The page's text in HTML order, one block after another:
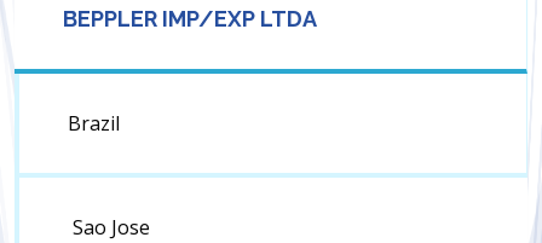
BEPPLER IMP/EXP LTDA
Brazil
Sao Jose